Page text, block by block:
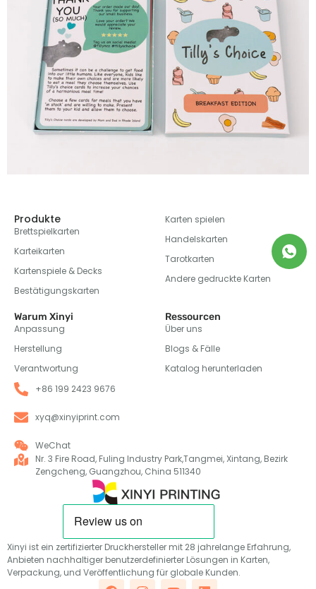
Xinyi ist ein zertifizierter Druckhersteller mit 28 jahrelange Erfahrung,
Anbieten nachhaltiger benutzerdefinierter Lösungen in Karten,
Verpackung, und Veröffentlichung für globale Kunden.
Produkte
Brettspielkarten
Karteikarten
Kartenspiele & Decks
Bestätigungskarten
Karten spielen
Handelskarten
Tarotkarten
Andere gedruckte Karten
Warum Xinyi
Anpassung
Herstellung
Verantwortung
Ressourcen
Über uns
Blogs & Fälle
Katalog herunterladen
+86 199 2423 9676
xyq@xinyiprint.com
WeChat
Nr. 3 Fire Road, Fuling Industry Park,Tangmei, Xintang, Bezirk
Zengcheng, Guangzhou, China 511340